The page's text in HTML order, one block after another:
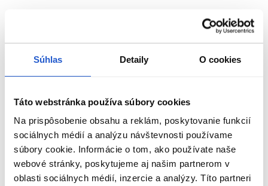
Súhlas Detaily O cookies
Táto webstránka používa súbory cookies
Na prispôsobenie obsahu a reklám, poskytovanie funkcií
sociálnych médií a analýzu návštevnosti používame
súbory cookie. Informácie o tom, ako používate naše
webové stránky, poskytujeme aj našim partnerom v
oblasti sociálnych médií, inzercie a analýzy. Títo partneri
Vegánske zloženie bez silikónu, SLS, parabénov a parafínu.
Chráni vlhké vlasy pred teplom, uľahčuje ich česanie počas
sušenia a zlepšuje zarovnanie vlasových vlákien.
Hlavné výhody:
Ideálne pre všetky typy blond vlasov
Rozjasňujúci a zdokonaľujúci olej
Dodáva príjemnú kokosovú vôňu